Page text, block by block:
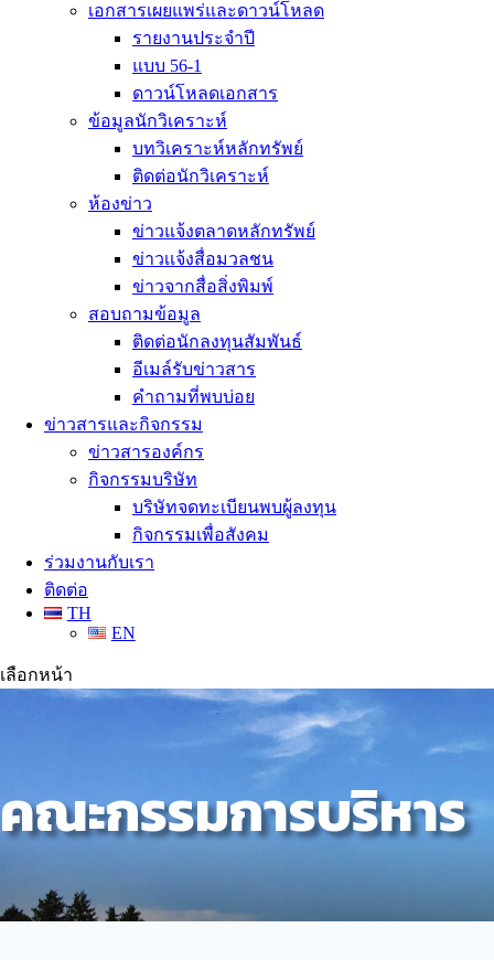
เอกสารเผยแพร่และดาวน์โหลด
รายงานประจำปี
แบบ 56-1
ดาวน์โหลดเอกสาร
ข้อมูลนักวิเคราะห์
บทวิเคราะห์หลักทรัพย์
ติดต่อนักวิเคราะห์
ห้องข่าว
ข่าวแจ้งตลาดหลักทรัพย์
ข่าวเเจ้งสื่อมวลชน
ข่าวจากสื่อสิ่งพิมพ์
สอบถามข้อมูล
ติดต่อนักลงทุนสัมพันธ์
อีเมล์รับข่าวสาร
คำถามที่พบบ่อย
ข่าวสารและกิจกรรม
ข่าวสารองค์กร
กิจกรรมบริษัท
บริษัทจดทะเบียนพบผู้ลงทุน
กิจกรรมเพื่อสังคม
ร่วมงานกับเรา
ติดต่อ
TH
EN
เลือกหน้า
คณะกรรมการบริหาร